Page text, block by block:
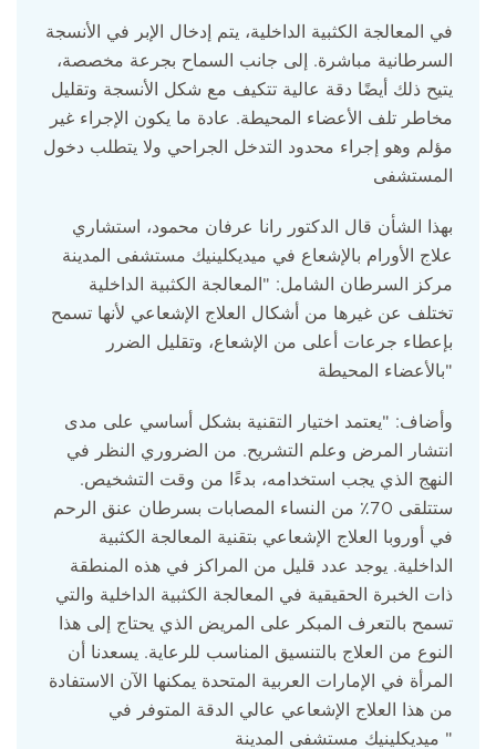
في المعالجة الكثبية الداخلية، يتم إدخال الإبر في الأنسجة
السرطانية مباشرة. إلى جانب السماح بجرعة مخصصة،
يتيح ذلك أيضًا دقة عالية تتكيف مع شكل الأنسجة وتقليل
مخاطر تلف الأعضاء المحيطة. عادة ما يكون الإجراء غير
مؤلم وهو إجراء محدود التدخل الجراحي ولا يتطلب دخول
المستشفى
بهذا الشأن قال الدكتور رانا عرفان محمود، استشاري
علاج الأورام بالإشعاع في ميديكلينيك مستشفى المدينة
مركز السرطان الشامل: "المعالجة الكثبية الداخلية
تختلف عن غيرها من أشكال العلاج الإشعاعي لأنها تسمح
بإعطاء جرعات أعلى من الإشعاع، وتقليل الضرر
بالأعضاء المحيطة"
وأضاف: "يعتمد اختيار التقنية بشكل أساسي على مدى
انتشار المرض وعلم التشريح. من الضروري النظر في
النهج الذي يجب استخدامه، بدءًا من وقت التشخيص.
ستتلقى 70٪ من النساء المصابات بسرطان عنق الرحم
في أوروبا العلاج الإشعاعي بتقنية المعالجة الكثبية
الداخلية. يوجد عدد قليل من المراكز في هذه المنطقة
ذات الخبرة الحقيقية في المعالجة الكثبية الداخلية والتي
تسمح بالتعرف المبكر على المريض الذي يحتاج إلى هذا
النوع من العلاج بالتنسيق المناسب للرعاية. يسعدنا أن
المرأة في الإمارات العربية المتحدة يمكنها الآن الاستفادة
من هذا العلاج الإشعاعي عالي الدقة المتوفر في
ميديكلينيك مستشفى المدينة "